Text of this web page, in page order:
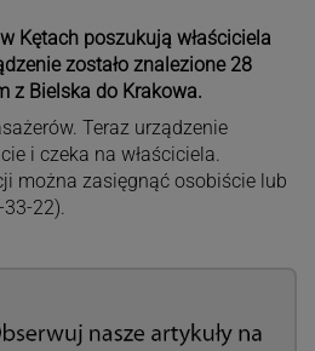
Kętach poszukują właściciela
zostało znalezione 28
z Bielska do Krakowa.
Teraz urządzenie
i czeka na właściciela.
można zasięgnąć osobiście lub
22).